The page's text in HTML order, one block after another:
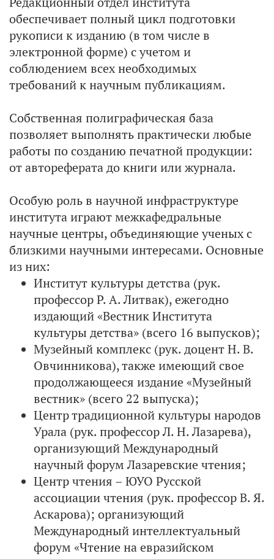
обеспечивает полный цикл подготовки
рукописи к изданию (в том числе в
электронной форме) с учетом и
соблюдением всех необходимых
требований к научным публикациям.
Собственная полиграфическая база
позволяет выполнять практически любые
работы по созданию печатной продукции:
от автореферата до книги или журнала.
Особую роль в научной инфраструктуре
института играют межкафедральные
научные центры, объединяющие ученых с
близкими научными интересами. Основные
из них:
Институт культуры детства (рук.
профессор Р. А. Литвак), ежегодно
издающий «Вестник Института
культуры детства» (всего 16 выпусков);
Музейный комплекс (рук. доцент Н. В.
Овчинникова), также имеющий свое
продолжающееся издание «Музейный
вестник» (всего 22 выпуска);
Центр традиционной культуры народов
Урала (рук. профессор Л. Н. Лазарева),
организующий Международный
научный форум Лазаревские чтения;
Центр чтения – ЮУО Русской
ассоциации чтения (рук. профессор В. Я.
Аскарова); организующий
Международный интеллектуальный
форум «Чтение на евразийском